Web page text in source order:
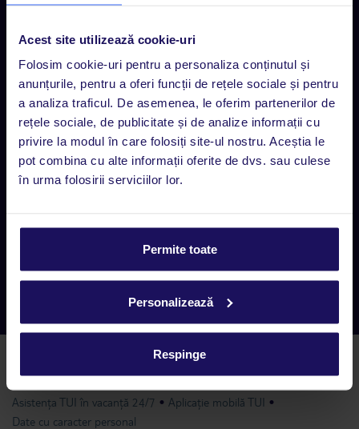
Acest site utilizează cookie-uri
Folosim cookie-uri pentru a personaliza conținutul și
anunțurile, pentru a oferi funcții de rețele sociale și pentru
a analiza traficul. De asemenea, le oferim partenerilor de
rețele sociale, de publicitate și de analize informații cu
privire la modul în care folosiți site-ul nostru. Aceștia le
pot combina cu alte informații oferite de dvs. sau culese
în urma folosirii serviciilor lor.
Permite toate
Personalizează
Respinge
Luni - Vineri 09:00 - 17:00
Suport clienți (rezervări existente)
Luni - Vineri 09:00 - 17:00
0318 103 000, tasta 2
Suport clienți (rezervări existente)
Găsește locația
Asistența TUI în vacanță 24/7
Aplicație mobilă TUI
Date cu caracter personal